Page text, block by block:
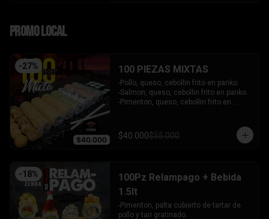
PROMO LOCAL
-27% 100 PIEZAS MIXTAS
-Pollo, queso, cebollin frito en panko.
-Salmon, queso, cebollin frito en panko.
-Pimenton, queso, cebollin frito en
-Camaron furai, queso, cebollin
envuelto en palta.
salmon.
-Hosomaki de kanikama.
- 5 Gyosas fritas + 5 bolitas de queso.
INCLUYE: 6 SALSAS - 5 PALITOS
$40.000$55.000
-18%
100Pz Relampago + Bebida
1.5lt
-Pimenton, palta cubierto de tartar de
pollo y tari gratinado.